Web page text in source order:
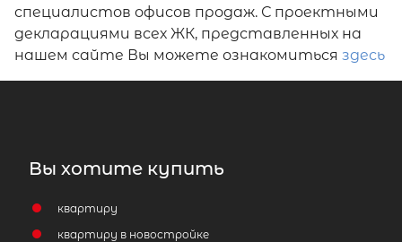
специалистов офисов продаж. С проектными
декларациями всех ЖК, представленных на
нашем сайте Вы можете ознакомиться здесь
Вы хотите купить
квартиру
квартиру в новостройке